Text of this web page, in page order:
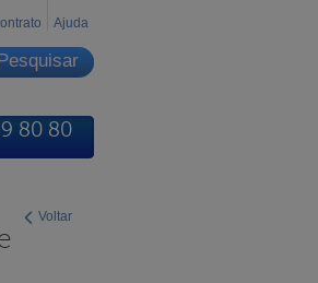
Ajuda
80 80
Voltar